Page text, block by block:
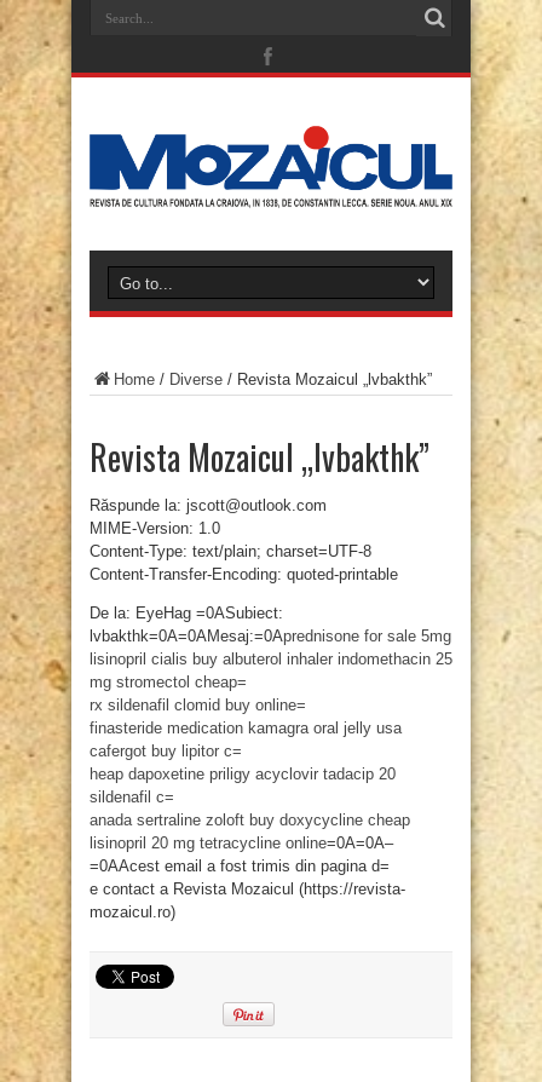
Home / Diverse / Revista Mozaicul „lvbakthk”
Revista Mozaicul „lvbakthk”
Răspunde la: jscott@outlook.com
MIME-Version: 1.0
Content-Type: text/plain; charset=UTF-8
Content-Transfer-Encoding: quoted-printable
De la: EyeHag =0ASubiect:
lvbakthk=0A=0AMesaj:=0Aprednisone for sale 5mg
lisinopril cialis buy albuterol inhaler indomethacin 25
mg stromectol cheap=
rx sildenafil clomid buy online=
finasteride medication kamagra oral jelly usa
cafergot buy lipitor c=
heap dapoxetine priligy acyclovir tadacip 20
sildenafil c=
anada sertraline zoloft buy doxycycline cheap
lisinopril 20 mg tetracycline online=0A=0A–
=0AAcest email a fost trimis din pagina d=
e contact a Revista Mozaicul (https://revista-
mozaicul.ro)